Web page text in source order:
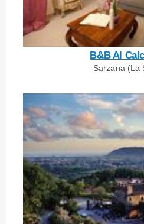
B&B Al
Sarzana (La